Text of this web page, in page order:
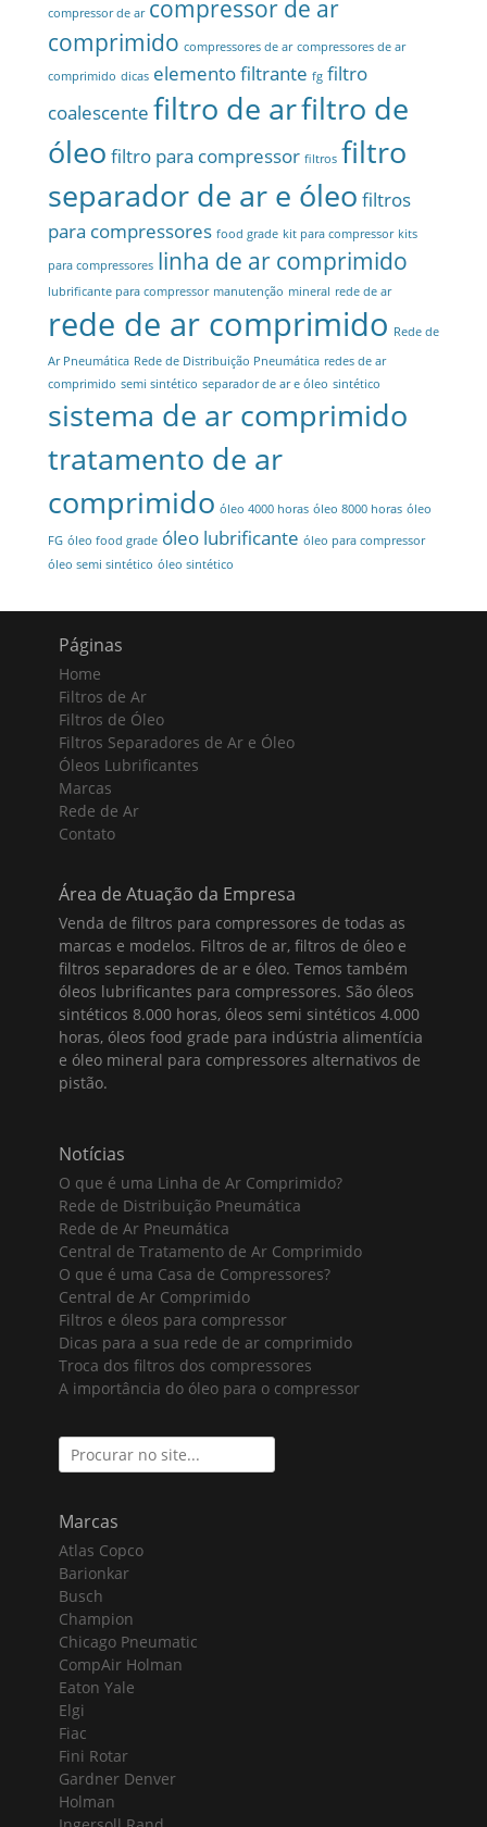
compressor de ar compressor de ar
comprimido compressores de ar compressores de ar
comprimido dicas elemento filtrante fg filtro
coalescente filtro de arfiltro de
óleo filtro para compressor filtros filtro
separador de ar e óleo filtros
para compressores food grade kit para compressor kits
para compressores linha de ar comprimido
lubrificante para compressor manutenção mineral rede de ar
rede de ar comprimido Rede de
Ar Pneumática Rede de Distribuição Pneumática redes de ar
comprimido semi sintético separador de ar e óleo sintético
sistema de ar comprimido
tratamento de ar
comprimido óleo 4000 horas óleo 8000 horas óleo
FG óleo food grade óleo lubrificante óleo para compressor
óleo semi sintético óleo sintético
Páginas
Home
Filtros de Ar
Filtros de Óleo
Filtros Separadores de Ar e Óleo
Óleos Lubrificantes
Marcas
Rede de Ar
Contato
Área de Atuação da Empresa
Venda de filtros para compressores de todas as
marcas e modelos. Filtros de ar, filtros de óleo e
filtros separadores de ar e óleo. Temos também
óleos lubrificantes para compressores. São óleos
sintéticos 8.000 horas, óleos semi sintéticos 4.000
horas, óleos food grade para indústria alimentícia
e óleo mineral para compressores alternativos de
pistão.
Notícias
O que é uma Linha de Ar Comprimido?
Rede de Distribuição Pneumática
Rede de Ar Pneumática
Central de Tratamento de Ar Comprimido
O que é uma Casa de Compressores?
Central de Ar Comprimido
Filtros e óleos para compressor
Dicas para a sua rede de ar comprimido
Troca dos filtros dos compressores
A importância do óleo para o compressor
Search
for:
Marcas
Atlas Copco
Barionkar
Busch
Champion
Chicago Pneumatic
CompAir Holman
Eaton Yale
Elgi
Fiac
Fini Rotar
Gardner Denver
Holman